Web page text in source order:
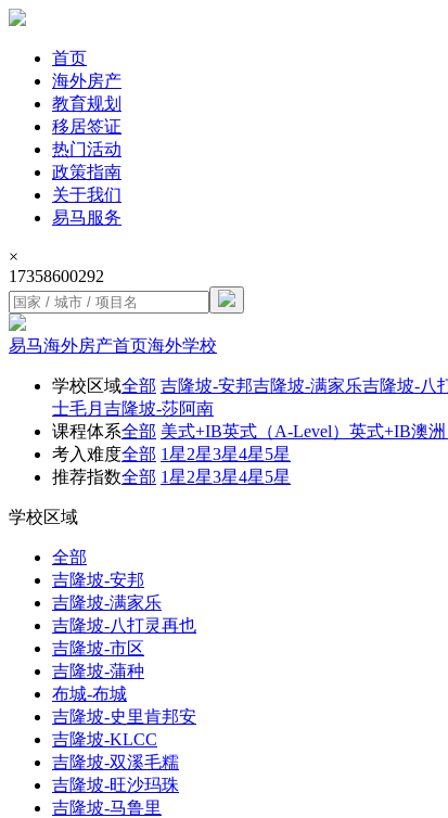
首页
海外房产
教育规划
移居签证
热门活动
政策指南
关于我们
易马服务
×
17358600292
易马海外房产首页海外学校
学校区域全部 吉隆坡-安邦吉隆坡-满家乐吉隆坡-八
士毛月 吉隆坡-莎阿南
课程体系全部 美式+IB英式（A-Level） 英式+IB澳洲
考入难度全部 1星2星3星4星5星
推荐指数全部 1星2星3星4星5星
学校区域
全部
吉隆坡-安邦
吉隆坡-满家乐
吉隆坡-八打灵再也
吉隆坡-市区
吉隆坡-蒲种
布城-布城
吉隆坡-史里肯邦安
吉隆坡-KLCC
吉隆坡-双溪毛糯
吉隆坡-旺沙玛珠
吉隆坡-马鲁里